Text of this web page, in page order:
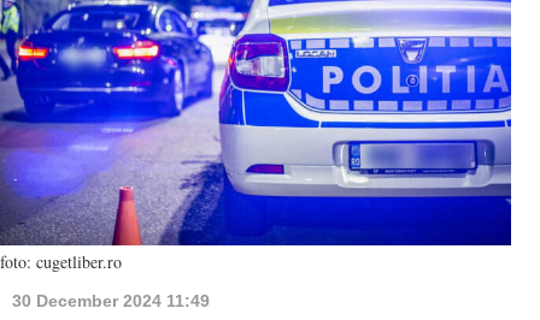
foto: cugetliber.ro
30 December 2024 11:49